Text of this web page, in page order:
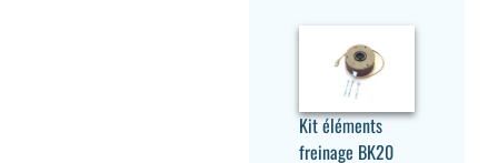
Kit éléments
freinage BK20